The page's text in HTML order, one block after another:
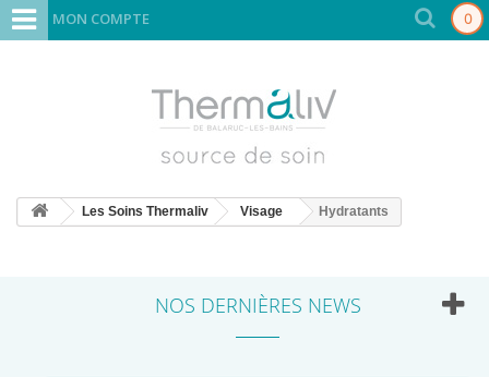
MON COMPTE 0
Les Soins Thermaliv Visage Hydratants
NOS DERNIÈRES NEWS